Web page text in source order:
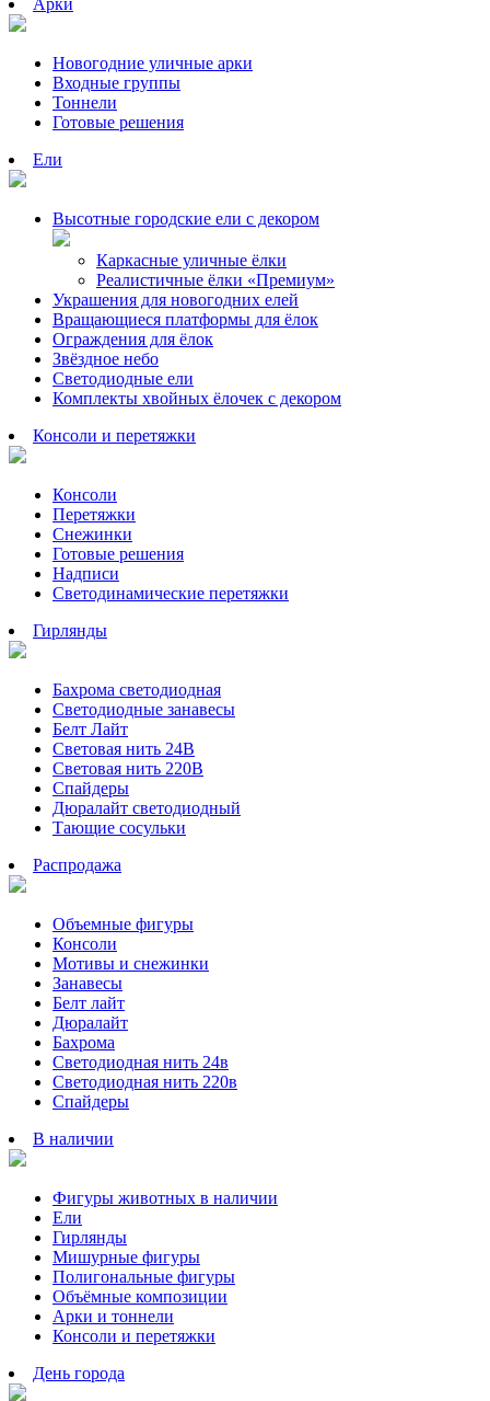
Арки
Новогодние уличные арки
Входные группы
Тоннели
Готовые решения
Ели
Высотные городские ели с декором
Каркасные уличные ёлки
Реалистичные ёлки «Премиум»
Украшения для новогодних елей
Вращающиеся платформы для ёлок
Ограждения для ёлок
Звёздное небо
Светодиодные ели
Комплекты хвойных ёлочек с декором
Консоли и перетяжки
Консоли
Перетяжки
Снежинки
Готовые решения
Надписи
Светодинамические перетяжки
Гирлянды
Бахрома светодиодная
Светодиодные занавесы
Белт Лайт
Световая нить 24В
Световая нить 220В
Спайдеры
Дюралайт светодиодный
Тающие сосульки
Распродажа
Объемные фигуры
Консоли
Мотивы и снежинки
Занавесы
Белт лайт
Дюралайт
Бахрома
Светодиодная нить 24в
Светодиодная нить 220в
Спайдеры
В наличии
Фигуры животных в наличии
Ели
Гирлянды
Мишурные фигуры
Полигональные фигуры
Объёмные композиции
Арки и тоннели
Консоли и перетяжки
День города